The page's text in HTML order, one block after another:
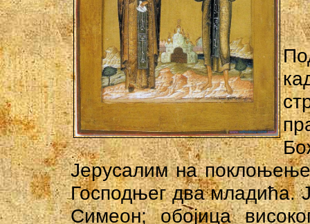
Јерусалим на
Господњег два младића.
Симеон; обојица